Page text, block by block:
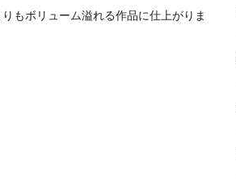
もボリューム溢れる作品に仕上がりま